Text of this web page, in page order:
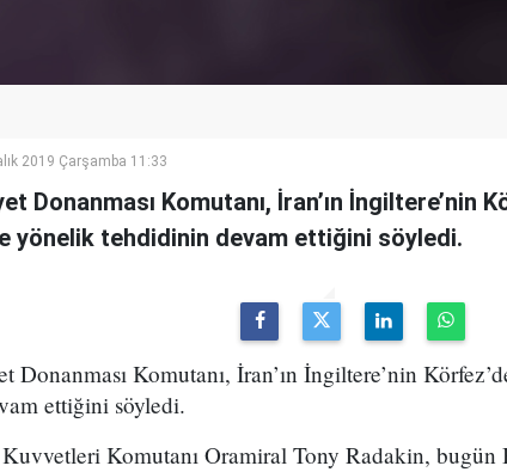
2019 Çarşamba 11:33
Donanması Komutanı, İran’ın İngiltere’nin
yönelik tehdidinin devam ettiğini söyledi.
Donanması Komutanı, İran’ın İngiltere’nin
ettiğini söyledi.
Komutanı Oramiral Tony Radakin, bugün